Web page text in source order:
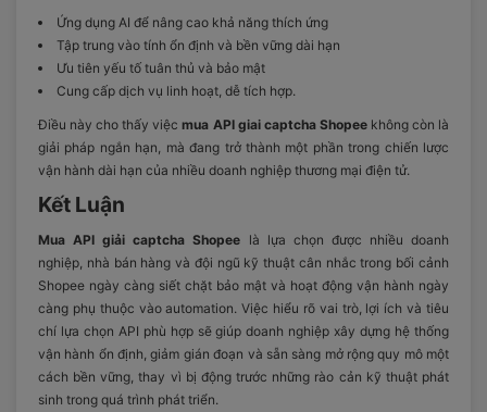
Ứng dụng AI để nâng cao khả năng thích ứng
Tập trung vào tính ổn định và bền vững dài hạn
Ưu tiên yếu tố tuân thủ và bảo mật
Cung cấp dịch vụ linh hoạt, dễ tích hợp.
Điều này cho thấy việcmua API giai captcha Shopeekhông còn là
giải pháp ngắn hạn, mà đang trở thành một phần trong chiến lược
vận hành dài hạn của nhiều doanh nghiệp thương mại điện tử.
Kết Luận
Mua API giải captcha Shopee là lựa chọn được nhiều doanh
nghiệp, nhà bán hàng và đội ngũ kỹ thuật cân nhắc trong bối cảnh
Shopee ngày càng siết chặt bảo mật và hoạt động vận hành ngày
càng phụ thuộc vào automation. Việc hiểu rõ vai trò, lợi ích và tiêu
chí lựa chọn API phù hợp sẽ giúp doanh nghiệp xây dựng hệ thống
vận hành ổn định, giảm gián đoạn và sẵn sàng mở rộng quy mô một
cách bền vững, thay vì bị động trước những rào cản kỹ thuật phát
sinh trong quá trình phát triển.